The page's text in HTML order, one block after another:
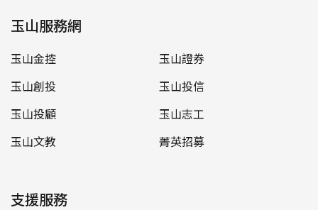
玉山服務網
玉山金控
玉山證券
玉山創投
玉山投信
玉山投顧
玉山志工
玉山文教
菁英招募
支援服務